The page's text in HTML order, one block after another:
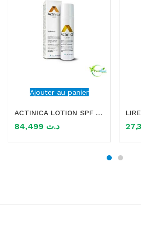
Ajouter au panier
ACTINICA LOTION SPF 50+ 80GR
د.ت